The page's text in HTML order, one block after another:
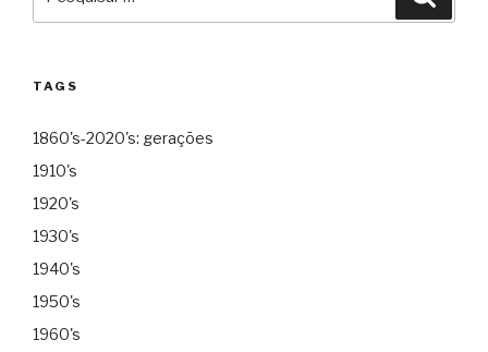
TAGS
1860's-2020's: gerações
1910's
1920's
1930's
1940's
1950's
1960's